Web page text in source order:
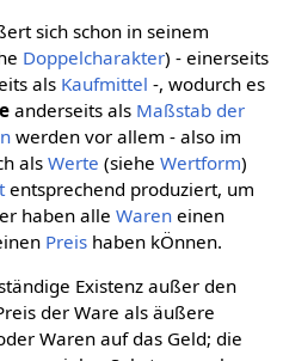
sich schon in seinem
Doppelcharakter) - einerseits
als Kaufmittel -, wodurch es
anderseits als Maßstab der
werden vor allem - also im
alsWerte (siehe Wertform)
entsprechend produziert, um
haben alle Wareneinen
Preishaben kÖnnen.
Existenz außer den
der Ware als äußere
Waren auf das Geld; die